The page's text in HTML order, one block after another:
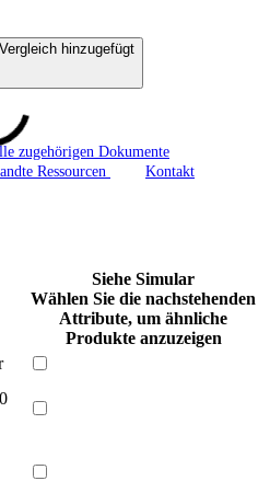
hinzugefügt
zugehörigen Dokumente
Ressourcen Kontakt
Siehe Simular
Wählen Sie die nachstehenden
Attribute, um ähnliche
Produkte anzuzeigen